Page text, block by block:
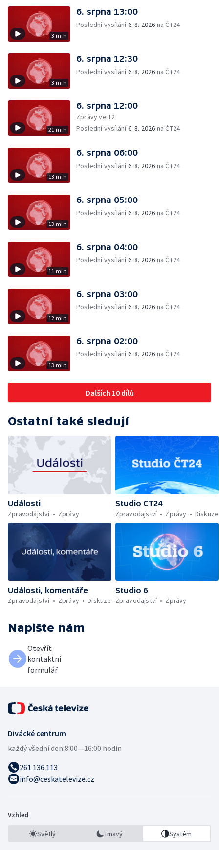
3 min
6. srpna 13:00
Poslední vysílání6. 8. 2026 na ČT24
3 min
6. srpna 12:30
Poslední vysílání6. 8. 2026 na ČT24
21 min
6. srpna 12:00
Zprávy ve 12
Poslední vysílání6. 8. 2026 na ČT24
13 min
6. srpna 06:00
Poslední vysílání6. 8. 2026 na ČT24
13 min
6. srpna 05:00
Poslední vysílání6. 8. 2026 na ČT24
11 min
6. srpna 04:00
Poslední vysílání6. 8. 2026 na ČT24
12 min
6. srpna 03:00
Poslední vysílání6. 8. 2026 na ČT24
13 min
6. srpna 02:00
Poslední vysílání6. 8. 2026 na ČT24
Dalších 10 dílů
Ostatní také sledují
Události
Zpravodajství
Zprávy
Studio ČT24
Zpravodajství
Zprávy Diskuze
Události, komentáře
Zpravodajství
Zprávy Diskuze
Studio 6
Zpravodajství
Zprávy
Napište nám
Otevřít
kontaktní
formulář
Divácké centrum
každý všední den:8:00—16:00 hodin
261 136 113
info@ceskatelevize.cz
Vzhled
Světlý Tmavý Systém